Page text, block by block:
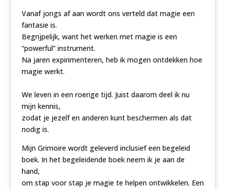
Vanaf jongs af aan wordt ons verteld dat magie een
fantasie is.
Begrijpelijk, want het werken met magie is een
“powerful” instrument.
Na jaren expirimenteren, heb ik mogen ontdekken hoe
magie werkt.
We leven in een roerige tijd. Juist daarom deel ik nu
mijn kennis,
zodat je jezelf en anderen kunt beschermen als dat
nodig is.
Mijn Grimoire wordt geleverd inclusief een begeleid
boek. In het begeleidende boek neem ik je aan de
hand,
om stap voor stap je magie te helpen ontwikkelen. Een